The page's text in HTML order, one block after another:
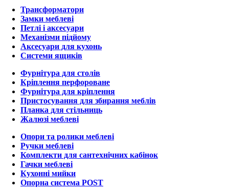
Трансформатори
Замки меблеві
Петлі і аксесуари
Механізми підйому
Аксесуари для кухонь
Системи ящиків
Фурнітура для столів
Кріплення перфороване
Фурнітура для кріплення
Пристосування для збирання меблів
Планка для стільниць
Жалюзі меблеві
Опори та ролики меблеві
Ручки меблеві
Комплекти для сантехнічних кабінок
Гачки меблеві
Кухонні мийки
Опорна система POST